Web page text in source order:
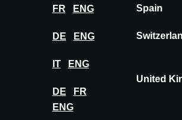
FR ENG
DE ENG
IT ENG
DE
FR
ENG
Spain
United